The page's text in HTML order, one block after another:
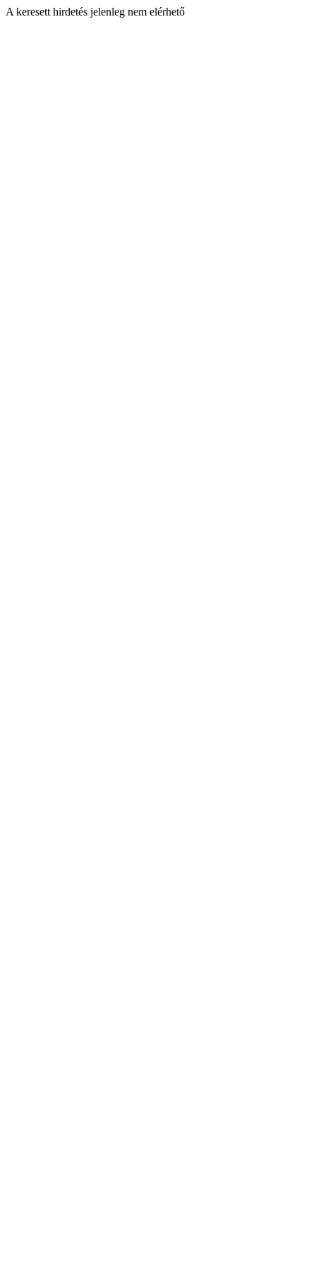
A keresett hirdetés jelenleg nem elérhető